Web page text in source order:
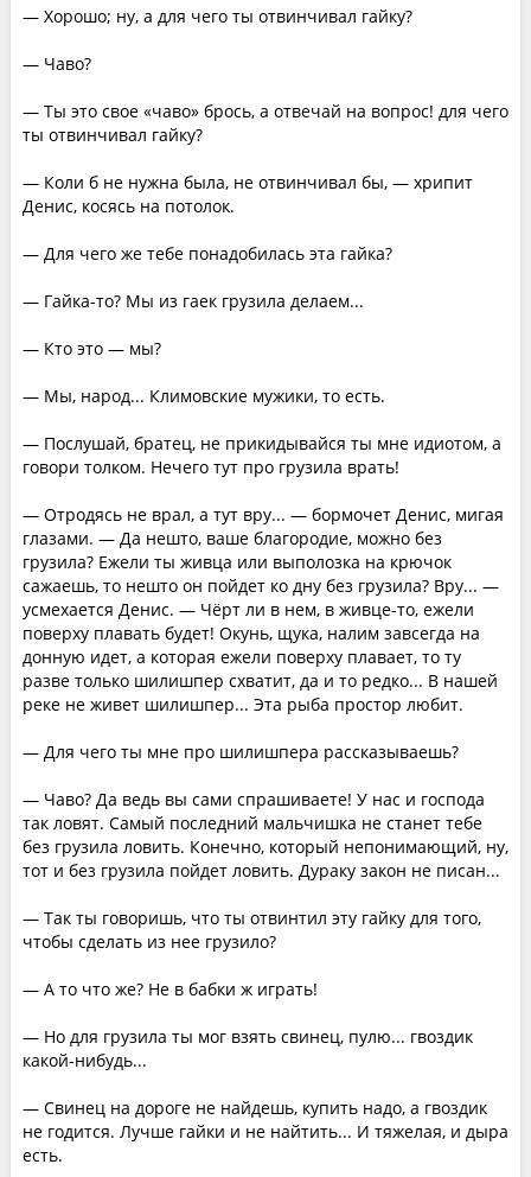
— Хорошо; ну, а для чего ты отвинчивал гайку?
— Чаво?
— Ты это свое «чаво» брось, а отвечай на вопрос! для чего
ты отвинчивал гайку?
— Коли б не нужна была, не отвинчивал бы, — хрипит
Денис, косясь на потолок.
— Для чего же тебе понадобилась эта гайка?
— Гайка-то? Мы из гаек грузила делаем...
— Кто это — мы?
— Мы, народ... Климовские мужики, то есть.
— Послушай, братец, не прикидывайся ты мне идиотом, а
говори толком. Нечего тут про грузила врать!
— Отродясь не врал, а тут вру... — бормочет Денис, мигая
глазами. — Да нешто, ваше благородие, можно без
грузила? Ежели ты живца или выполозка на крючок
сажаешь, то нешто он пойдет ко дну без грузила? Вру... —
усмехается Денис. — Чёрт ли в нем, в живце-то, ежели
поверху плавать будет! Окунь, щука, налим завсегда на
донную идет, а которая ежели поверху плавает, то ту
разве только шилишпер схватит, да и то редко... В нашей
реке не живет шилишпер... Эта рыба простор любит.
— Для чего ты мне про шилишпера рассказываешь?
— Чаво? Да ведь вы сами спрашиваете! У нас и господа
так ловят. Самый последний мальчишка не станет тебе
без грузила ловить. Конечно, который непонимающий, ну,
тот и без грузила пойдет ловить. Дураку закон не писан...
— Так ты говоришь, что ты отвинтил эту гайку для того,
чтобы сделать из нее грузило?
— А то что же? Не в бабки ж играть!
— Но для грузила ты мог взять свинец, пулю... гвоздик
какой-нибудь...
— Свинец на дороге не найдешь, купить надо, а гвоздик
не годится. Лучше гайки и не найтить... И тяжелая, и дыра
есть.